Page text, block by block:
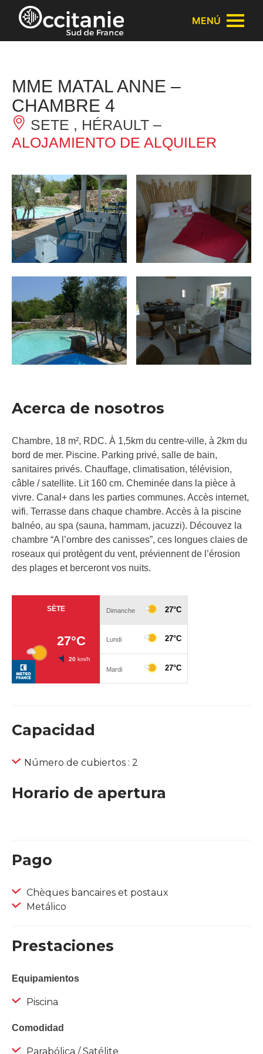
Panel de gestión de cookies
MENÚ
MME MATAL ANNE –
CHAMBRE 4
SETE , HÉRAULT –
ALOJAMIENTO DE ALQUILER
Acerca de nosotros
Chambre, 18 m², RDC. À 1,5km du centre-ville, à 2km du
bord de mer. Piscine. Parking privé, salle de bain,
sanitaires privés. Chauffage, climatisation, télévision,
câble / satellite. Lit 160 cm. Cheminée dans la pièce à
vivre. Canal+ dans les parties communes. Accès internet,
wifi. Terrasse dans chaque chambre. Accès à la piscine
balnéo, au spa (sauna, hammam, jacuzzi). Découvez la
chambre “A l’ombre des canisses”, ces longues claies de
roseaux qui protègent du vent, préviennent de l’érosion
des plages et berceront vos nuits.
Capacidad
Número de cubiertos : 2
Horario de apertura
Pago
Chèques bancaires et postaux
Metálico
Prestaciones
Equipamientos
Piscina
Comodidad
Parabólica / Satélite